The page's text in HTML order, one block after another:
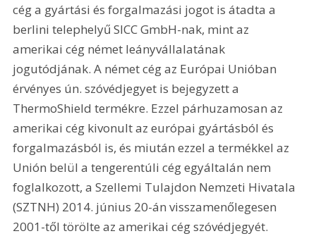
cég a gyártási és forgalmazási jogot is átadta a
berlini telephelyű SICC GmbH-nak, mint az
amerikai cég német leányvállalatának
jogutódjának. A német cég az Európai Unióban
érvényes ún. szóvédjegyet is bejegyzett a
ThermoShield termékre. Ezzel párhuzamosan az
amerikai cég kivonult az európai gyártásból és
forgalmazásból is, és miután ezzel a termékkel az
Unión belül a tengerentúli cég egyáltalán nem
foglalkozott, a Szellemi Tulajdon Nemzeti Hivatala
(SZTNH) 2014. június 20-án visszamenőlegesen
2001-től törölte az amerikai cég szóvédjegyét.